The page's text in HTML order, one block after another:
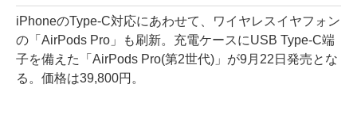
iPhoneのType-C対応にあわせて、ワイヤレスイヤフォン
の「AirPods Pro」も刷新。充電ケースにUSB Type-C端
子を備えた「AirPods Pro(第2世代)」が9月22日発売とな
る。価格は39,800円。